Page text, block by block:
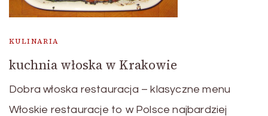
KULINARIA
kuchnia włoska w Krakowie
Dobra włoska restauracja – klasyczne menu
Włoskie restauracje to w Polsce najbardziej